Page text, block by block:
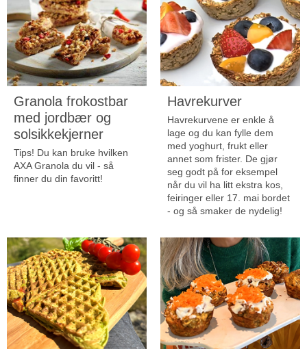
Granola frokostbar
med jordbær og
solsikkekjerner
Tips! Du kan bruke hvilken
AXA Granola du vil - så
finner du din favoritt!
Havrekurver
Havrekurvene er enkle å
lage og du kan fylle dem
med yoghurt, frukt eller
annet som frister. De gjør
seg godt på for eksempel
når du vil ha litt ekstra kos,
feiringer eller 17. mai bordet
- og så smaker de nydelig!